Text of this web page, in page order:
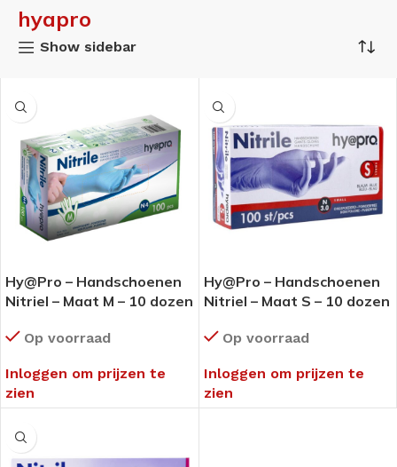
hyapro
Show sidebar
Hy@Pro – Handschoenen
Nitriel – Maat M – 10 dozen
Op voorraad
Inloggen om prijzen te
zien
Hy@Pro – Handschoenen
Nitriel – Maat S – 10 dozen
Op voorraad
Inloggen om prijzen te
zien